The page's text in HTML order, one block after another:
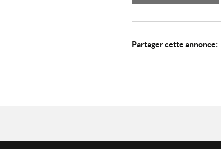
Partager cette annonce: